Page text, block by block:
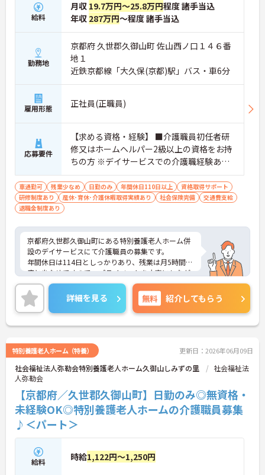
給料
月収 19.7万円～25.8万円程度 諸手当込
年収 287万円～程度 諸手当込
勤務地
京都府 久世郡久御山町 佐山西ノ口１４６番
地１
近鉄京都線「大久保(京都)駅」バス・車6分
雇用形態 正社員(正職員)
応募要件
【求める資格・経験】 ■介護職員初任者研
修又はホームヘルパー2級以上の資格をお持
ちの方 ※デイサービスでの介護職経験あれ
ば尚可 ※普通自動車運転免許（AT可）あれ
ば尚可
車通勤可 残業少なめ 日勤のみ 年間休日110日以上
資格取得サポート
研修制度あり
産休･育休･介護休暇取得実績あり 社会保険完備
交通費支給
退職金制度あり
京都府久世郡久御山町にある特別養護老人ホーム併
設のデイサービスにて介護職員の募集です。
年間休日は114日としっかりあり、残業は月5時間程
度と少なめですので、プライベートを大事にしなが
らお仕事と両立していただけます！
ご興味ある方には、面接対策ポイントなど、さらに
詳細をお話しいたしますのでお気軽にご相談くださ
い。
詳細を見る 無料 紹介してもらう
特別養護老人ホーム（特養） 更新日：2026年06月09日
社会福祉法人弥勒会特別養護老人ホーム久御山しみずの里
社会福祉法
人弥勒会
【京都府／久世郡久御山町】日勤のみ◎無資格・
未経験OK◎特別養護老人ホームの介護職員募集
♪＜パート＞
給料 時給1,122円～1,250円